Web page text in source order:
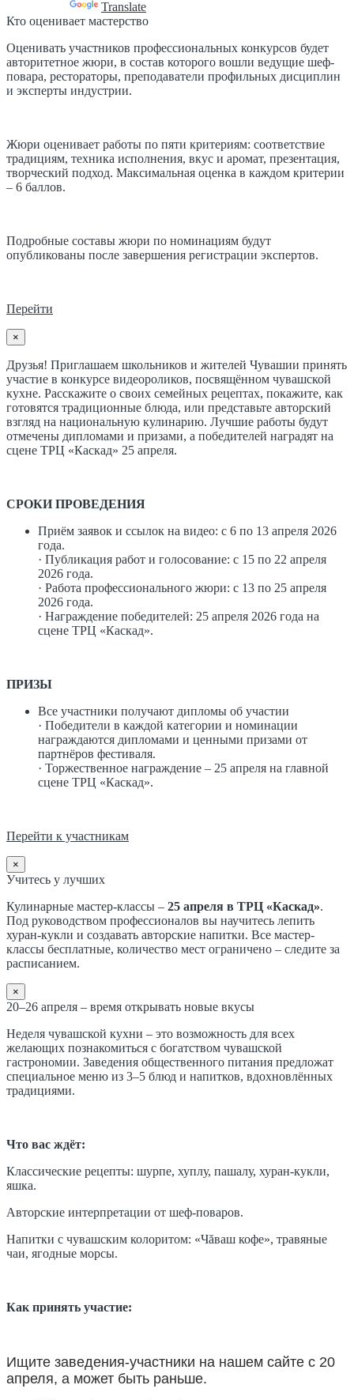
Translate
Кто оценивает мастерство
Оценивать участников профессиональных конкурсов будет
авторитетное жюри, в состав которого вошли ведущие шеф-
повара, рестораторы, преподаватели профильных дисциплин
и эксперты индустрии.
Жюри оценивает работы по пяти критериям: соответствие
традициям, техника исполнения, вкус и аромат, презентация,
творческий подход. Максимальная оценка в каждом критерии
– 6 баллов.
Подробные составы жюри по номинациям будут
опубликованы после завершения регистрации экспертов.
Перейти
×
Друзья! Приглашаем школьников и жителей Чувашии принять
участие в конкурсе видеороликов, посвящённом чувашской
кухне. Расскажите о своих семейных рецептах, покажите, как
готовятся традиционные блюда, или представьте авторский
взгляд на национальную кулинарию. Лучшие работы будут
отмечены дипломами и призами, а победителей наградят на
сцене ТРЦ «Каскад» 25 апреля.
СРОКИ ПРОВЕДЕНИЯ
Приём заявок и ссылок на видео: с 6 по 13 апреля 2026
года.
· Публикация работ и голосование: с 15 по 22 апреля
2026 года.
· Работа профессионального жюри: с 13 по 25 апреля
2026 года.
· Награждение победителей: 25 апреля 2026 года на
сцене ТРЦ «Каскад».
ПРИЗЫ
Все участники получают дипломы об участии
· Победители в каждой категории и номинации
награждаются дипломами и ценными призами от
партнёров фестиваля.
· Торжественное награждение – 25 апреля на главной
сцене ТРЦ «Каскад».
Перейти к участникам
×
Учитесь у лучших
Кулинарные мастер-классы – 25 апреля в ТРЦ «Каскад».
Под руководством профессионалов вы научитесь лепить
хуран-кукли и создавать авторские напитки. Все мастер-
классы бесплатные, количество мест ограничено – следите за
расписанием.
×
20–26 апреля – время открывать новые вкусы
Неделя чувашской кухни – это возможность для всех
желающих познакомиться с богатством чувашской
гастрономии. Заведения общественного питания предложат
специальное меню из 3–5 блюд и напитков, вдохновлённых
традициями.
Что вас ждёт:
Классические рецепты: шурпе, хуплу, пашалу, хуран-кукли,
яшка.
Авторские интерпретации от шеф-поваров.
Напитки с чувашским колоритом: «Чăваш кофе», травяные
чаи, ягодные морсы.
Как принять участие:
Ищите заведения-участники на нашем сайте с 20
апреля, а может быть раньше.